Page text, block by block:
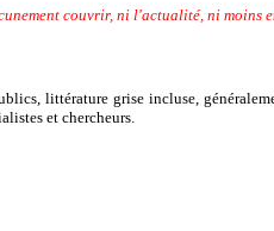
couvrir, ni l'actualité, ni moins
littérature grise incluse,
et chercheurs.